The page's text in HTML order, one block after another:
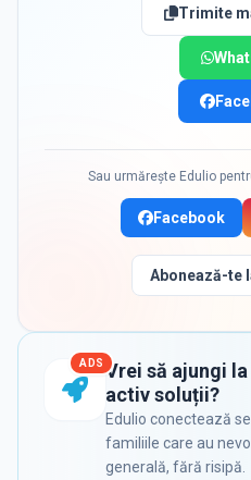
Trimite
Sau urmărește Edulio
Facebook
Abonează-te
ADS Vrei să ajungi
activ soluții?
Edulio conectează
familiile care au
generală, fără risipă.